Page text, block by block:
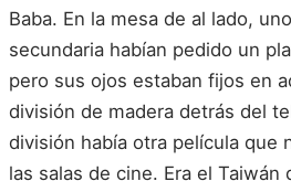
Baba. En la mesa de al lado,
secundaria habían pedido un
pero sus ojos estaban fijos en
división de madera detrás del
división había otra película que
las salas de cine. Era el Taiwán